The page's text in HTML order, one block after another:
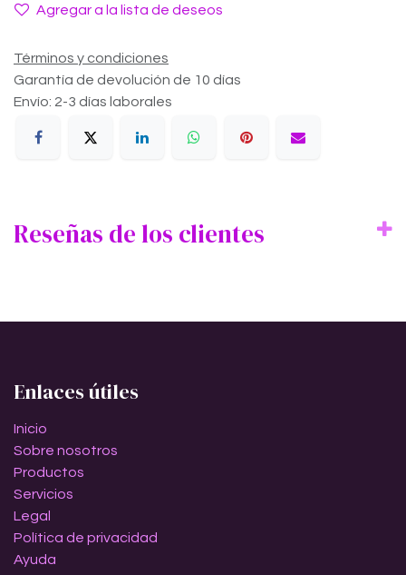
Agregar a la lista de deseos
Términos y condiciones
Garantía de devolución de 10 días
Envío: 2-3 días laborales
Reseñas de los clientes
Enlaces útiles
Inicio
Sobre nosotros
Productos
Servicios
Legal
Política de privacidad
Ayuda